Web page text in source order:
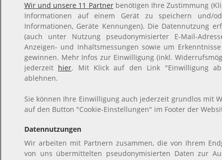
Wir und unsere 11 Partnerbenötigen Ihre Zustimmung
Informationen auf einem Gerät zu speichern und/
Informationen, Geräte Kennungen). Die Datennutzung
(auch unter Nutzung pseudonymisierter E-Mail-
Anzeigen- und Inhaltsmessungen sowie um
gewinnen. Mehr Infos zur Einwilligung (inkl.
jederzeit hier. Mit Klick auf den Link "Einwilligung
ablehnen.
Sie können Ihre Einwilligung auch jederzeit grundlos mit
auf den Button "Cookie-Einstellungen" im Footer der
Datennutzungen
Wir arbeiten mit Partnern zusammen, die von Ihrem
von uns übermittelten pseudonymisierten Daten zur